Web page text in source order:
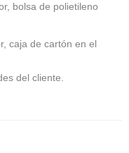
bolsa de polietileno
caja de cartón en el
del cliente.